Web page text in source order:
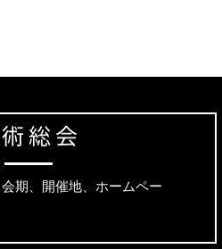
総会
期、開催地、ホームペー